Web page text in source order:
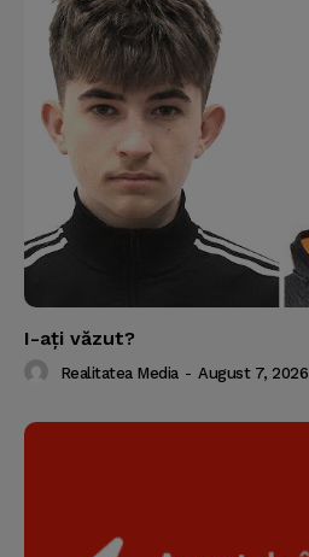
I-aţi văzut?
Realitatea Media - August 7, 2026